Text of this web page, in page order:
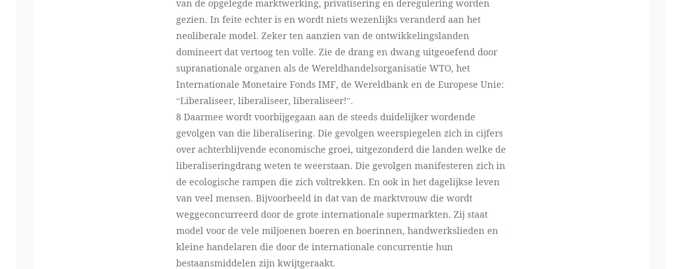
van de opgelegde marktwerking, privatisering en deregulering worden
gezien. In feite echter is en wordt niets wezenlijks veranderd aan het
neoliberale model. Zeker ten aanzien van de ontwikkelingslanden
domineert dat vertoog ten volle. Zie de drang en dwang uitgeoefend door
supranationale organen als de Wereldhandelsorganisatie WTO, het
Internationale Monetaire Fonds IMF, de Wereldbank en de Europese Unie:
“Liberaliseer, liberaliseer, liberaliseer!”.
8 Daarmee wordt voorbijgegaan aan de steeds duidelijker wordende
gevolgen van die liberalisering. Die gevolgen weerspiegelen zich in cijfers
over achterblijvende economische groei, uitgezonderd die landen welke de
liberaliseringdrang weten te weerstaan. Die gevolgen manifesteren zich in
de ecologische rampen die zich voltrekken. En ook in het dagelijkse leven
van veel mensen. Bijvoorbeeld in dat van de marktvrouw die wordt
weggeconcurreerd door de grote internationale supermarkten. Zij staat
model voor de vele miljoenen boeren en boerinnen, handwerkslieden en
kleine handelaren die door de internationale concurrentie hun
bestaansmiddelen zijn kwijtgeraakt.